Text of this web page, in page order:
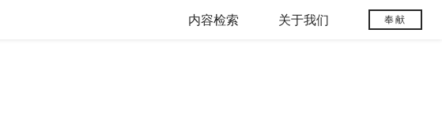
内容检索 关于我们 奉献